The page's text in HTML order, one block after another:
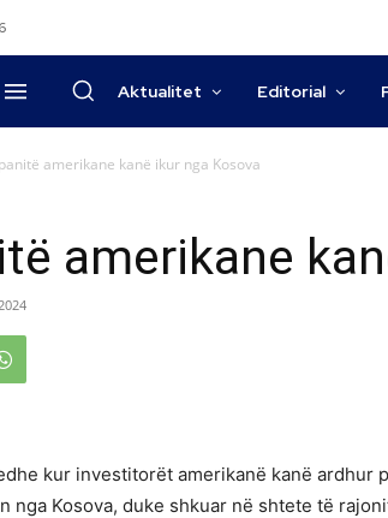
Aktualitet Editorial
amerikane kanë ikur nga Kosova
amerikane
kur investitorët amerikanë kanë ardhur
nga Kosova, duke shkuar në shtete të